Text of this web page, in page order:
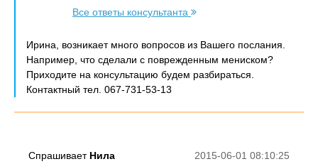
Все ответы консультанта
Ирина, возникает много вопросов из Вашего послания.
Например, что сделали с поврежденным мениском?
Приходите на консультацию будем разбираться.
Контактный тел. 067-731-53-13
2015-06-01 08:10:25
Спрашивает Нила